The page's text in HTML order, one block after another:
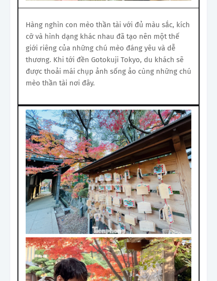
Hàng nghìn con mèo thần tài với đủ màu sắc, kích
cỡ và hình dạng khác nhau đã tạo nên một thế
giới riêng của những chú mèo đáng yêu và dễ
thương. Khi tới đền Gotokuji Tokyo, du khách sẽ
được thoải mái chụp ảnh sống ảo cùng những chú
mèo thần tài nơi đây.